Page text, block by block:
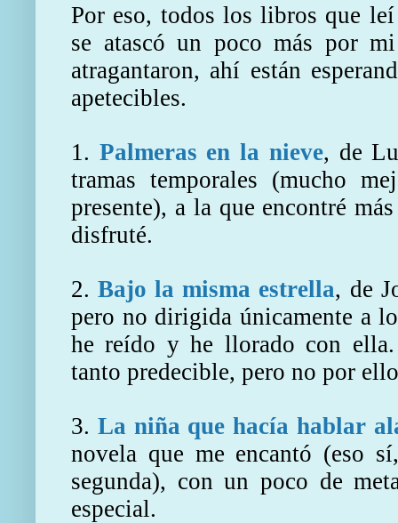
Por eso, todos los libros que
se atascó un poco más por
atragantaron, ahí están
apetecibles.
1. Palmeras en la nieve, de
tramas temporales (mucho
presente), a la que encontré
disfruté.
2.Bajo la misma estrella, de
pero no dirigida únicamente a
he reído y he llorado con
tanto predecible, pero no por
3. La niña que hacía hablar
novela que me encantó (eso
segunda), con un poco de
especial.